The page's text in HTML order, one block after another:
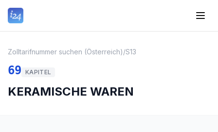
Zolltarifnummer suchen (Österreich)/S13
69 KAPITEL
KERAMISCHE WAREN